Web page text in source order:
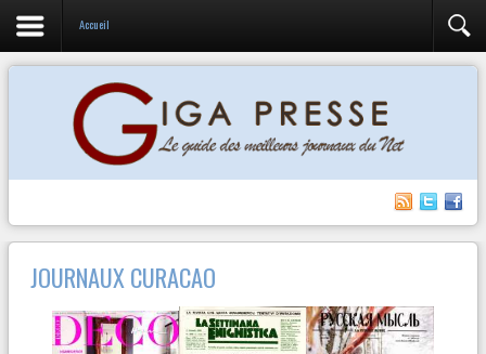
Accueil
JOURNAUX CURACAO